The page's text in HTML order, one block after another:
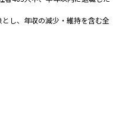
し、年収の減少・維持を含む全